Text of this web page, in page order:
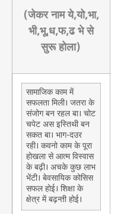
(जेकर नाम ये,यो,भा,
भी,भू,ध,फ,ढ भे से
सुरू होला)
सामाजिक काम में
सफलता मिली। जतरा के
संजोग बन रहल बा। चोट
चपेट अस इस्तिथी बन
सकत बा। भाग-दउर
रही। कवनो काम के पूरा
होखला से आत्म विस्वास
के बढ़ी। अचके कुछ लाभ
भेंटी। बेवसायिक कोसिस
सफल होई। शिक्षा के
क्षेत्र में बढ़न्ती होई।